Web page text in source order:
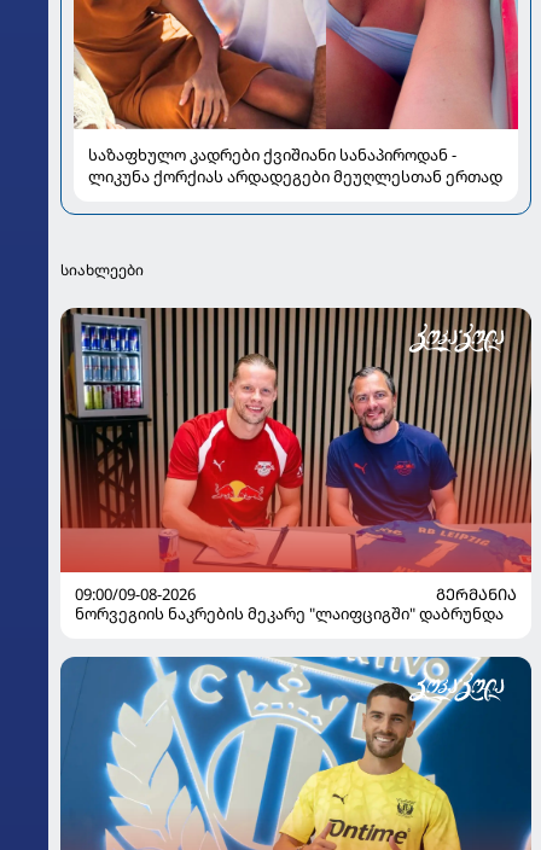
საზაფხულო კადრები ქვიშიანი სანაპიროდან -
ლიკუნა ქორქიას არდადეგები მეუღლესთან ერთად
სიახლეები
09:00/09-08-2026
ᲒᲔᲠᲛᲐᲜᲘᲐ
ნორვეგიის ნაკრების მეკარე "ლაიფციგში" დაბრუნდა